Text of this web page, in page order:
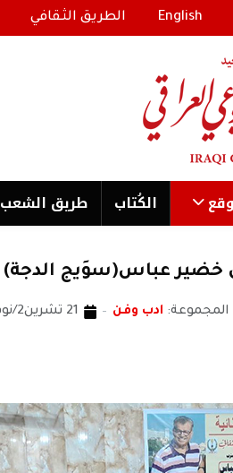
English الطريق الثقافي
الكُتاب طریق الشعب
خضير عباس(سوَيج الدجة)
المجموعة: ادب وفن 21 تشرين2/نوفمبر 2022